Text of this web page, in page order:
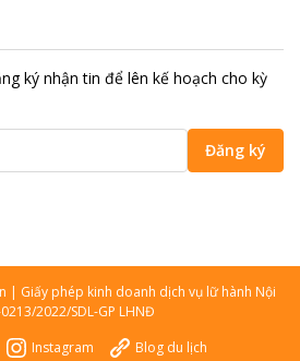
ký nhận tin để lên kế hoạch cho kỳ
Đăng ký
| Giấy phép kinh doanh dịch vụ lữ hành Nội
2022/SDL-GP LHNĐ
Instagram Blog du lịch